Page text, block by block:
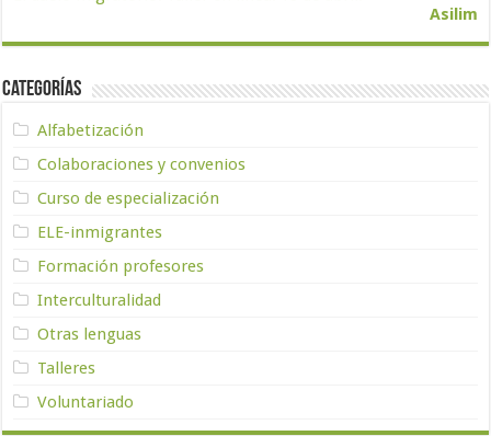
Asilim
Categorías
Alfabetización
Colaboraciones y convenios
Curso de especialización
ELE-inmigrantes
Formación profesores
Interculturalidad
Otras lenguas
Talleres
Voluntariado